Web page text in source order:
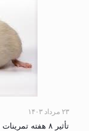
۲۳ مرداد ۱۴۰۳
تأثیر ۸ هفته